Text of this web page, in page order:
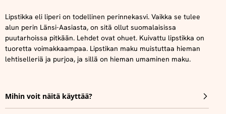
Lipstikka eli liperi on todellinen perinnekasvi. Vaikka se tulee
alun perin Länsi-Aasiasta, on sitä ollut suomalaisissa
puutarhoissa pitkään. Lehdet ovat ohuet. Kuivattu lipstikka on
tuoretta voimakkaampaa. Lipstikan maku muistuttaa hieman
lehtiselleriä ja purjoa, ja sillä on hieman umaminen maku.
Mihin voit näitä käyttää?